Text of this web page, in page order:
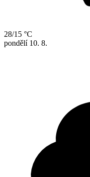
28/15 °C
pondělí 10. 8.